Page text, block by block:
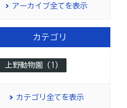
アーカイブ全てを表示
カテゴリ
上野動物園 (1)
カテゴリ全てを表示